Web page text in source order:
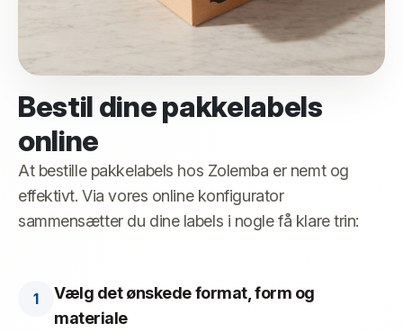
Bestil dine pakkelabels
online
At bestille pakkelabels hos Zolemba er nemt og
effektivt. Via vores online konfigurator
sammensætter du dine labels i nogle få klare trin:
Vælg det ønskede format, form og
materiale